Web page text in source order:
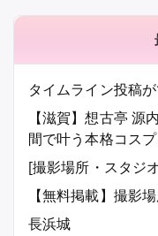
タイムライン投稿
【滋賀】想古亭 源
間で叶う本格コス
[撮影場所・スタジ
【無料掲載】撮影
長浜城
ナ
ビ
ゲ
シ
ン